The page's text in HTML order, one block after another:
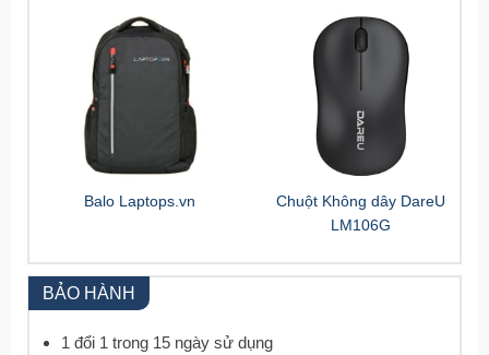
Balo Laptops.vn
Chuột Không dây DareU
LM106G
BẢO HÀNH
1 đổi 1 trong 15 ngày sử dụng